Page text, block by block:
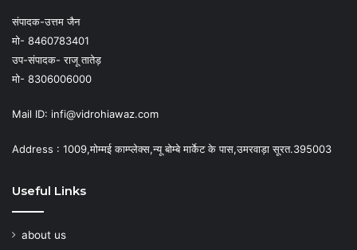
संपादक-उत्तम जैन
मो- 8460783401
उप-संपादक- राजू तातेड़
मो- 8306006000
Mail ID: infi@vidrohiawaz.com
Address : 1009,मोम्मई काम्प्लेक्स,न्यू बोम्बे मार्केट के पास,उमरवाड़ा सूरत.395003
Useful Links
about us